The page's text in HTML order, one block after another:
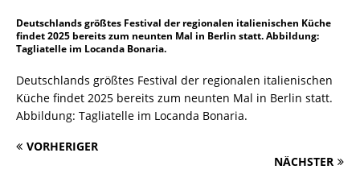
Deutschlands größtes Festival der regionalen italienischen Küche
findet 2025 bereits zum neunten Mal in Berlin statt. Abbildung:
Tagliatelle im Locanda Bonaria.
Deutschlands größtes Festival der regionalen italienischen
Küche findet 2025 bereits zum neunten Mal in Berlin statt.
Abbildung: Tagliatelle im Locanda Bonaria.
VORHERIGER
NÄCHSTER